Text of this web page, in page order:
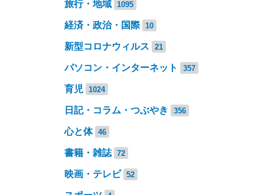
旅行・地域 1095
経済・政治・国際 10
新型コロナウィルス 21
パソコン・インターネット 357
育児 1024
日記・コラム・つぶやき 356
心と体 46
書籍・雑誌 72
映画・テレビ 52